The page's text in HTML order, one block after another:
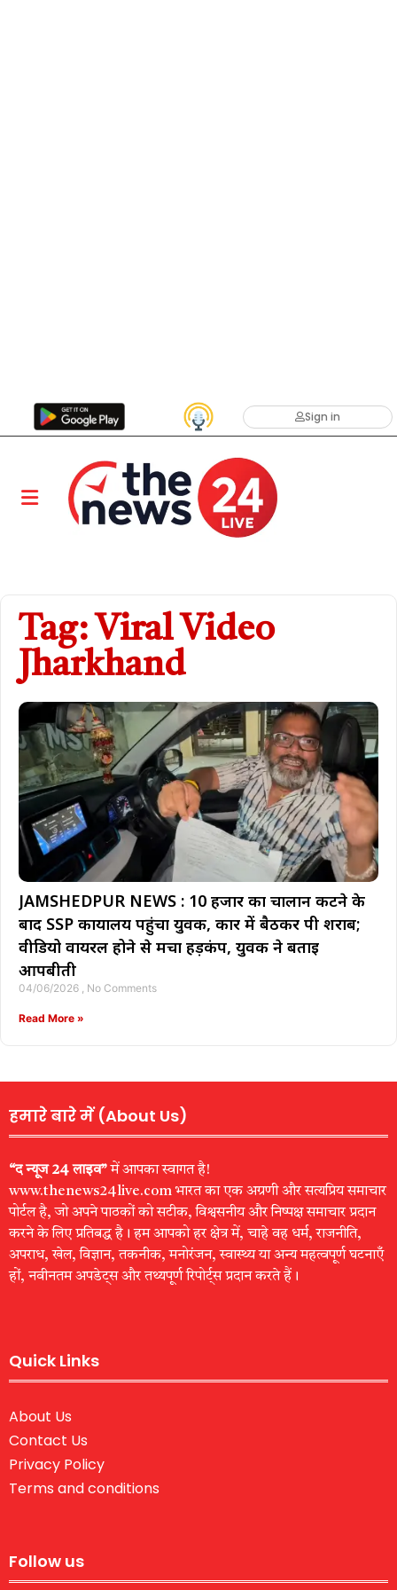
Sign in
Tag: Viral Video
Jharkhand
JAMSHEDPUR NEWS : 10 हजार का चालान कटने के
बाद SSP कार्यालय पहुंचा युवक, कार में बैठकर पी शराब;
वीडियो वायरल होने से मचा हड़कंप, युवक ने बताई
आपबीती
04/06/2026 No Comments
Read More »
हमारे बारे में (About Us)
“द न्यूज 24 लाइव”में आपका स्वागत है!
www.thenews24live.com भारत का एक अग्रणी और सत्यप्रिय समाचार
पोर्टल है, जो अपने पाठकों को सटीक, विश्वसनीय और निष्पक्ष समाचार प्रदान
करने के लिए प्रतिबद्ध है। हम आपको हर क्षेत्र में, चाहे वह धर्म, राजनीति,
अपराध, खेल, विज्ञान, तकनीक, मनोरंजन, स्वास्थ्य या अन्य महत्वपूर्ण घटनाएँ
हों, नवीनतम अपडेट्स और तथ्यपूर्ण रिपोर्ट्स प्रदान करते हैं।
Quick Links
About Us
Contact Us
Privacy Policy
Terms and conditions
Follow us